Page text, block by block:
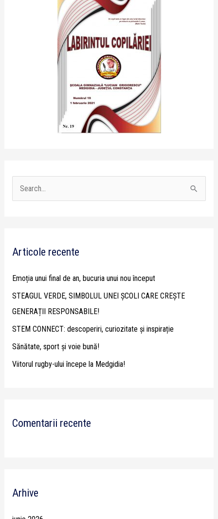
c
o
r
:
Articole recente
Emoția unui final de an, bucuria unui nou început
STEAGUL VERDE, SIMBOLUL UNEI ȘCOLI CARE CREȘTE
GENERAȚII RESPONSABILE!
STEM CONNECT: descoperiri, curiozitate și inspirație
Sănătate, sport și voie bună!
Viitorul rugby-ului începe la Medgidia!
Comentarii recente
Arhive